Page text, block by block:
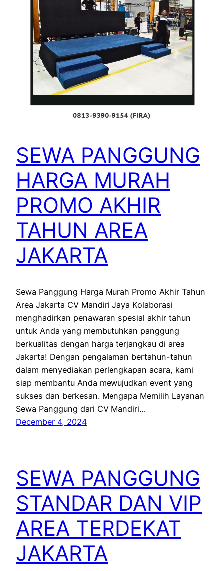
SEWA PANGGUNG
HARGA MURAH
PROMO AKHIR
TAHUN AREA
JAKARTA
Sewa Panggung Harga Murah Promo Akhir Tahun
Area Jakarta CV Mandiri Jaya Kolaborasi
menghadirkan penawaran spesial akhir tahun
untuk Anda yang membutuhkan panggung
berkualitas dengan harga terjangkau di area
Jakarta! Dengan pengalaman bertahun-tahun
dalam menyediakan perlengkapan acara, kami
siap membantu Anda mewujudkan event yang
sukses dan berkesan. Mengapa Memilih Layanan
Sewa Panggung dari CV Mandiri…
December 4, 2024
SEWA PANGGUNG
STANDAR DAN VIP
AREA TERDEKAT
JAKARTA